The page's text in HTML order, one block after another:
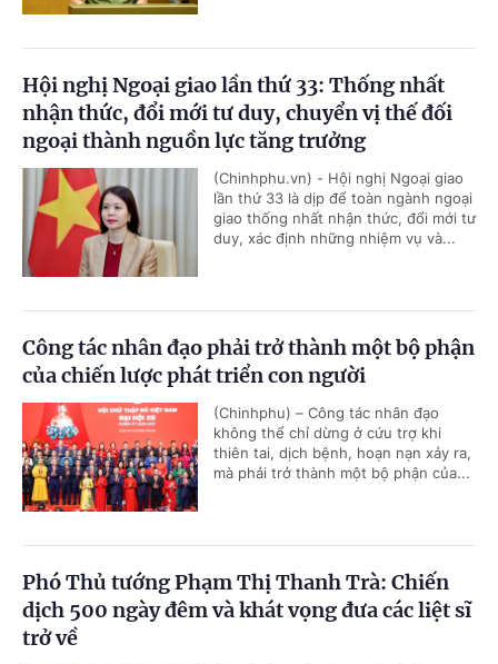
Hội nghị Ngoại giao lần thứ 33: Thống nhất
nhận thức, đổi mới tư duy, chuyển vị thế đối
ngoại thành nguồn lực tăng trưởng
(Chinhphu.vn) - Hội nghị Ngoại giao
lần thứ 33 là dịp để toàn ngành ngoại
giao thống nhất nhận thức, đổi mới tư
duy, xác định những nhiệm vụ và...
Công tác nhân đạo phải trở thành một bộ phận
của chiến lược phát triển con người
(Chinhphu) – Công tác nhân đạo
không thể chỉ dừng ở cứu trợ khi
thiên tai, dịch bệnh, hoạn nạn xảy ra,
mà phải trở thành một bộ phận của...
Phó Thủ tướng Phạm Thị Thanh Trà: Chiến
dịch 500 ngày đêm và khát vọng đưa các liệt sĩ
trở về